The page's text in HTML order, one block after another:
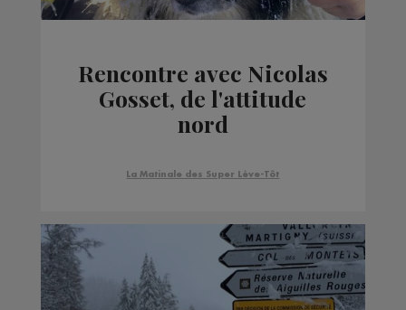
Rencontre avec Nicolas
Gosset, de l'attitude
nord
La Matinale des Super Lève-Tôt